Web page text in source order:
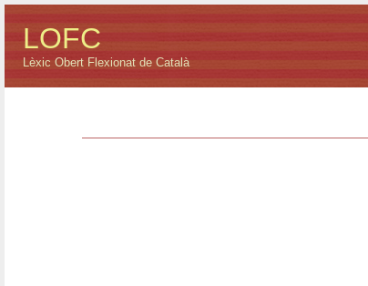
LOFC
Lèxic Obert Flexionat de Català